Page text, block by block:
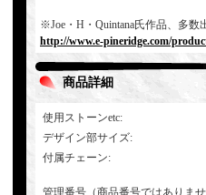
※Joe・H・Quintana氏作品、多
http://www.e-pineridge.com/
商品詳細
使用ストーンetc:
デザイン部サイズ:
付属チェーン:
管理番号（商品番号ではありま